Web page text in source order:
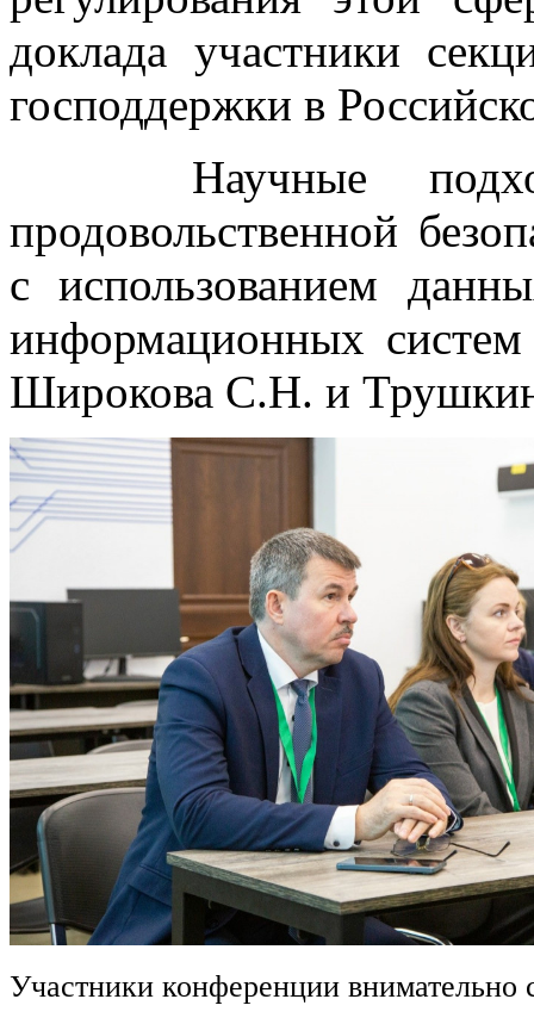
доклада участники
господдержки в
Научные
продовольственной
с использованием
информационных
Широкова С.Н. и
Участники конференции